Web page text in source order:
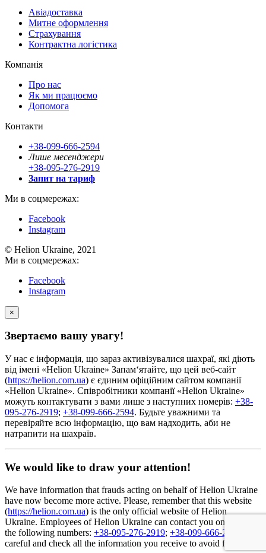
Авіадоставка
Митне оформлення
Страхування
Контрактна логістика
Компанія
Про нас
Як ми працюємо
Допомога
Контакти
+38-099-666-2594
Лише месенджери
+38-095-276-2919
Запит на тариф
Ми в соцмережах:
Facebook
Instagram
© Helion Ukraine, 2021
Ми в соцмережах:
Facebook
Instagram
×
Звертаємо вашу увагу!
У нас є інформація, що зараз активізувалися шахраї, які діють
від імені «Helion Ukraine» Запам‘ятайте, що цей веб-сайт
(https://helion.com.ua) є єдиним офіційним сайтом компанії
«Helion Ukraine». Співробітники компанії «Helion Ukraine»
можуть контактувати з вами лише з наступних номерів: +38-
095-276-2919; +38-099-666-2594. Будьте уважними та
перевіряйте всю інформацію, що вам надходить, аби не
натрапити на шахраїв.
We would like to draw your attention!
We have information that frauds acting on behalf of Helion Ukraine
have now become more active. Please, remember that this website
(https://helion.com.ua) is the only official website of Helion
Ukraine. Employees of Helion Ukraine can contact you only from
the following numbers: +38-095-276-2919; +38-099-666-2594
careful and check all the information you receive to avoid fraud.